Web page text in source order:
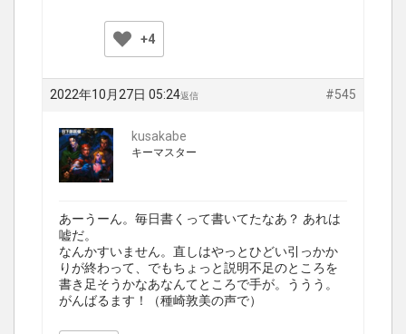
+4
2022年10月27日 05:24 #545
返信
kusakabe
キーマスター
あーうーん。毎日書くって書いてたなあ？ あれは
嘘だ。
なんかすいません。直しはやっとひどい引っかか
りが終わって、でもちょっと説明不足のところを
書き足そうかなあなんてところで手が。ううう。
がんばるます！（種崎敦美の声で）